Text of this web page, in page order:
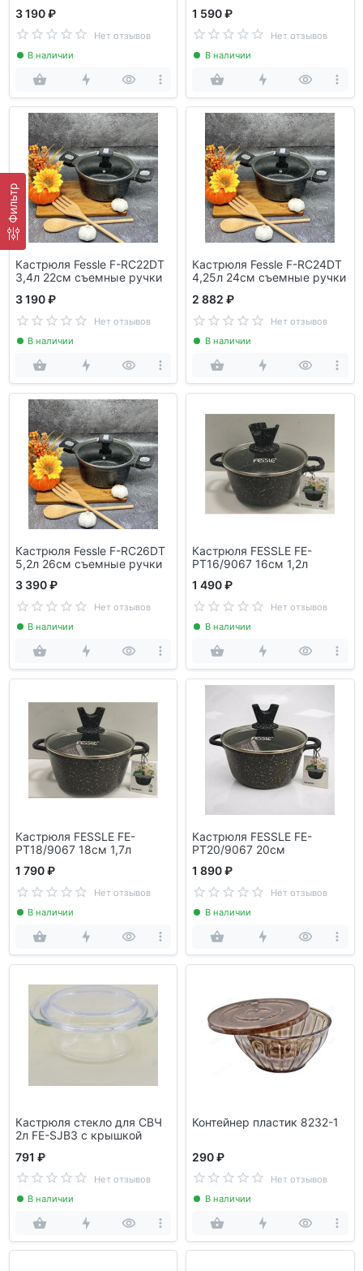
Фильтр
3 190 ₽
Нет отзывов
В наличии
1 590 ₽
Нет отзывов
В наличии
Кастрюля Fessle F-RC22DT
3,4л 22см съемные ручки
3 190 ₽
Нет отзывов
В наличии
Кастрюля Fessle F-RC24DT
4,25л 24см съемные ручки
2 882 ₽
Нет отзывов
В наличии
Кастрюля Fessle F-RC26DT
5,2л 26см съемные ручки
3 390 ₽
Нет отзывов
В наличии
Кастрюля FESSLE FЕ-
РТ16/9067 16см 1,2л
1 490 ₽
Нет отзывов
В наличии
Кастрюля FESSLE FЕ-
РТ18/9067 18см 1,7л
1 790 ₽
Нет отзывов
В наличии
Кастрюля FESSLE FЕ-
РТ20/9067 20см
1 890 ₽
Нет отзывов
В наличии
Кастрюля стекло для СВЧ
2л FE-SJB3 с крышкой
791 ₽
Нет отзывов
В наличии
Контейнер пластик 8232-1
290 ₽
Нет отзывов
В наличии